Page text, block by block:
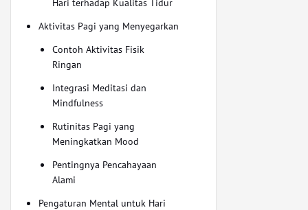
Hari terhadap Kualitas Tidur
Aktivitas Pagi yang Menyegarkan
Contoh Aktivitas Fisik
Ringan
Integrasi Meditasi dan
Mindfulness
Rutinitas Pagi yang
Meningkatkan Mood
Pentingnya Pencahayaan
Alami
Pengaturan Mental untuk Hari